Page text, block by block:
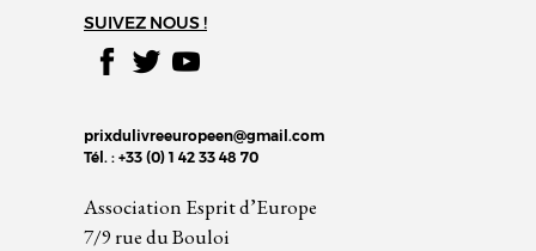
SUIVEZ NOUS !
prixdulivreeuropeen@gmail.com
Tél. : +33 (0) 1 42 33 48 70
Association Esprit d’Europe
7/9 rue du Bouloi